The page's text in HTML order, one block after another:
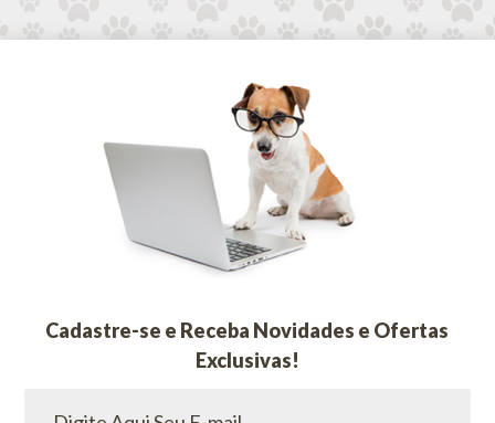
Cadastre-se e Receba Novidades e Ofertas
Exclusivas!